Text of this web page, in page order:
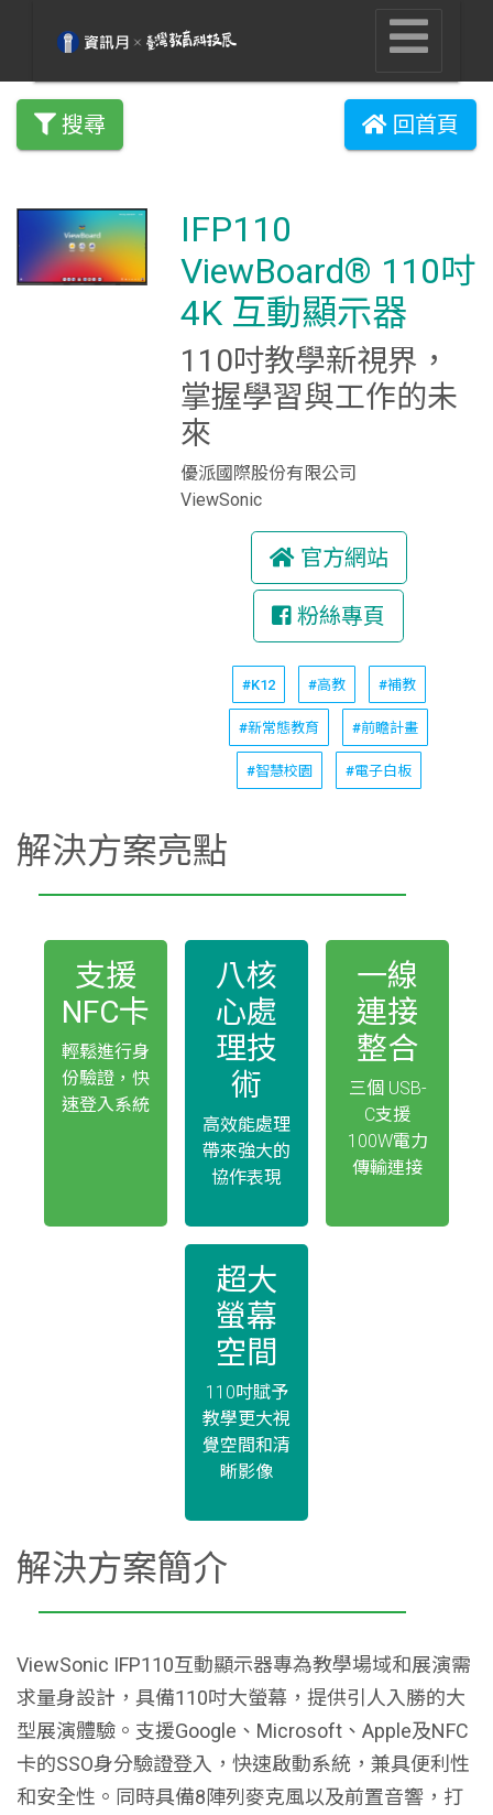
搜尋 回首頁
IFP110
ViewBoard® 110吋
4K 互動顯示器
110吋教學新視界，
掌握學習與工作的未
來
優派國際股份有限公司
ViewSonic
官方網站
粉絲專頁
#K12 #高教 #補教
#新常態教育 #前瞻計畫
#智慧校園 #電子白板
解決方案亮點
支援
NFC卡
輕鬆進行身
份驗證，快
速登入系統
八核
心處
理技
術
高效能處理
帶來強大的
協作表現
一線
連接
整合
三個 USB-
C支援
100W電力
傳輸連接
超大
螢幕
空間
110吋賦予
教學更大視
覺空間和清
晰影像
解決方案簡介
ViewSonic IFP110互動顯示器專為教學場域和展演需
求量身設計，具備110吋大螢幕，提供引人入勝的大
型展演體驗。支援Google、Microsoft、Apple及NFC
卡的SSO身分驗證登入，快速啟動系統，兼具便利性
和安全性。同時具備8陣列麥克風以及前置音響，打